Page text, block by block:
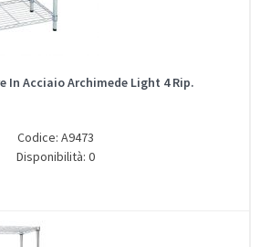
In Acciaio Archimede Light 4 Rip.
Codice: A9473
Disponibilità: 0